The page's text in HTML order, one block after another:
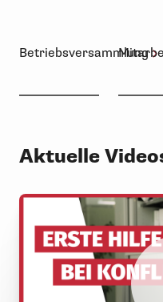
Betriebsversammlung
Aktuelle